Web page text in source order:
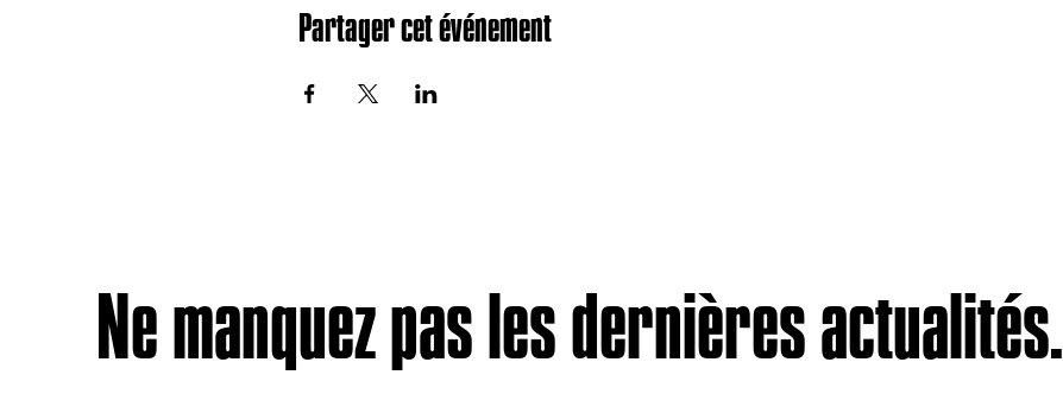
Partager cet événement
Ne manquez pas les dernières actualités.